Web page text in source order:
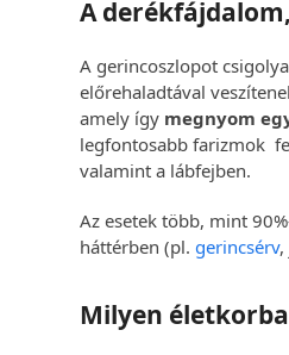
A
A gerincoszlopot
előrehaladtával
amely így megnyom
legfontosabb farizmok
valamint a lábfejben.
Az esetek több, mint
háttérben (pl.gerincsérv,
Milyen